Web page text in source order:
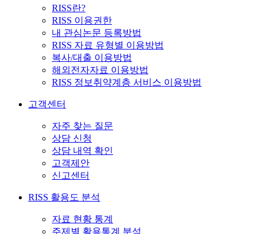
RISS란?
RISS 이용권한
내 관심논문 등록방법
RISS 자료 유형별 이용방법
복사/대출 이용방법
해외전자자료 이용방법
RISS 정보취약계층 서비스 이용방법
고객센터
자주 찾는 질문
상담 신청
상담 내역 확인
고객제안
신고센터
RISS 활용도 분석
자료 현황 통계
주제별 활용통계 분석